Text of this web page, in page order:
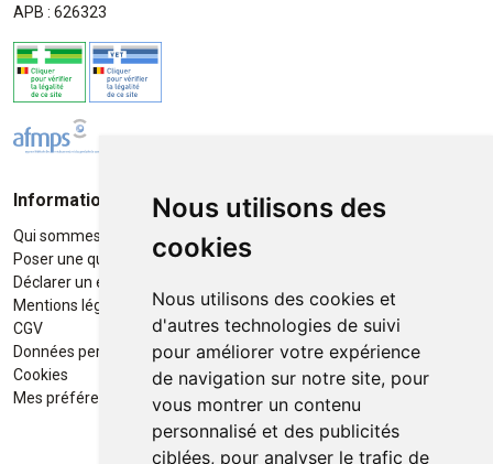
Nous utilisons des
cookies
Nous utilisons des cookies et
d'autres technologies de suivi
pour améliorer votre expérience
de navigation sur notre site, pour
vous montrer un contenu
personnalisé et des publicités
ciblées, pour analyser le trafic de
APB : 626323
Informations
Qui sommes-nous ?
Poser une question
Déclarer un effet indésirable
Mentions légales
CGV
Données personnelles
Cookies
Mes préférences Cookies
Moyens de paiement
Retrait / Livraison
Retrait à la pharmacie en Click
Livraison cyclo-urbaines à Liège